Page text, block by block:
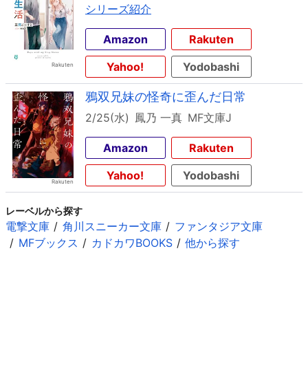
シリーズ紹介
Amazon
Rakuten
Yahoo!
Yodobashi
鴉双兄妹の怪奇に歪んだ日常
2/25(水) 鳳乃 一真 MF文庫J
Amazon
Rakuten
Yahoo!
Yodobashi
レーベルから探す
電撃文庫 角川スニーカー文庫
ファンタジア文庫
MFブックス
カドカワBOOKS 他から探す